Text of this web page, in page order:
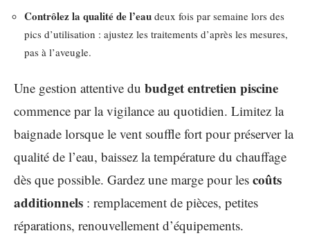
Contrôlez la qualité de l’eau deux fois par semaine lors des
pics d’utilisation : ajustez les traitements d’après les mesures,
pas à l’aveugle.
Une gestion attentive du budget entretien piscine
commence par la vigilance au quotidien. Limitez la
baignade lorsque le vent souffle fort pour préserver la
qualité de l’eau, baissez la température du chauffage
dès que possible. Gardez une marge pour les coûts
additionnels : remplacement de pièces, petites
réparations, renouvellement d’équipements.